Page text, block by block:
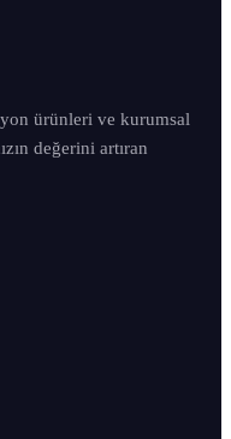
ürünleri ve kurumsal
değerini artıran